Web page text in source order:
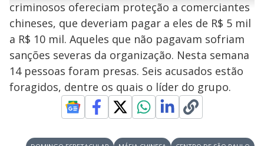
a
y
V
i
n
d
u
n
o
s
M
u
d
o
criminosos ofereciam proteção a comerciantes
chineses, que deveriam pagar a eles de R$ 5 mil
a R$ 10 mil. Aqueles que não pagavam sofriam
sanções severas da organização. Nesta semana
14 pessoas foram presas. Seis acusados estão
foragidos, dentre os quais o líder do grupo.